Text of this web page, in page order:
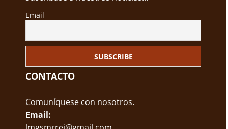
Email
CONTACTO
Comuníquese con nosotros.
Email: